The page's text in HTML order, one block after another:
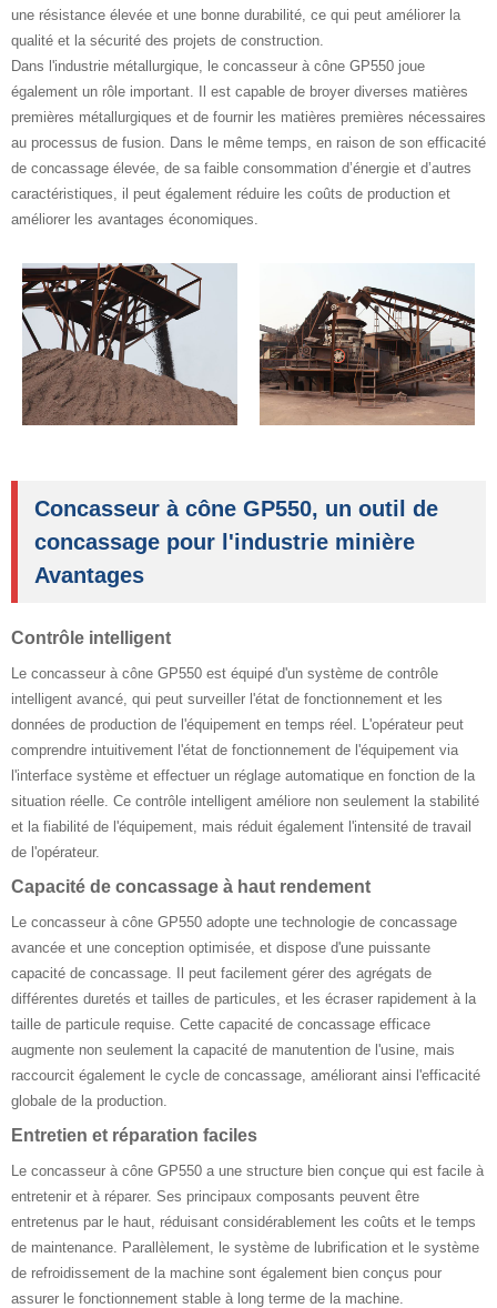
une résistance élevée et une bonne durabilité, ce qui peut améliorer la
qualité et la sécurité des projets de construction.
Dans l'industrie métallurgique, le concasseur à cône GP550 joue
également un rôle important. Il est capable de broyer diverses matières
premières métallurgiques et de fournir les matières premières nécessaires
au processus de fusion. Dans le même temps, en raison de son efficacité
de concassage élevée, de sa faible consommation d’énergie et d’autres
caractéristiques, il peut également réduire les coûts de production et
améliorer les avantages économiques.
Concasseur à cône GP550, un outil de
concassage pour l'industrie minière
Avantages
Contrôle intelligent
Le concasseur à cône GP550 est équipé d'un système de contrôle
intelligent avancé, qui peut surveiller l'état de fonctionnement et les
données de production de l'équipement en temps réel. L'opérateur peut
comprendre intuitivement l'état de fonctionnement de l'équipement via
l'interface système et effectuer un réglage automatique en fonction de la
situation réelle. Ce contrôle intelligent améliore non seulement la stabilité
et la fiabilité de l'équipement, mais réduit également l'intensité de travail
de l'opérateur.
Capacité de concassage à haut rendement
Le concasseur à cône GP550 adopte une technologie de concassage
avancée et une conception optimisée, et dispose d'une puissante
capacité de concassage. Il peut facilement gérer des agrégats de
différentes duretés et tailles de particules, et les écraser rapidement à la
taille de particule requise. Cette capacité de concassage efficace
augmente non seulement la capacité de manutention de l'usine, mais
raccourcit également le cycle de concassage, améliorant ainsi l'efficacité
globale de la production.
Entretien et réparation faciles
Le concasseur à cône GP550 a une structure bien conçue qui est facile à
entretenir et à réparer. Ses principaux composants peuvent être
entretenus par le haut, réduisant considérablement les coûts et le temps
de maintenance. Parallèlement, le système de lubrification et le système
de refroidissement de la machine sont également bien conçus pour
assurer le fonctionnement stable à long terme de la machine.